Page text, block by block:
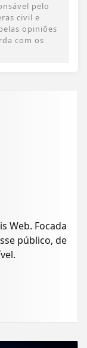
pelo
civil e
opiniões
com os
Web. Focada
público, de